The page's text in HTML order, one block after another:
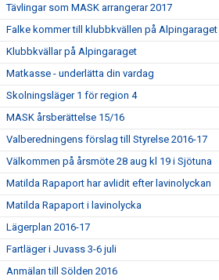
Tävlingar som MASK arrangerar 2017
Falke kommer till klubbkvällen på Alpingaraget
Klubbkvällar på Alpingaraget
Matkasse - underlätta din vardag
Skolningsläger 1 för region 4
MASK årsberättelse 15/16
Valberedningens förslag till Styrelse 2016-17
Välkommen på årsmöte 28 aug kl 19 i Sjötuna
Matilda Rapaport har avlidit efter lavinolyckan
Matilda Rapaport i lavinolycka
Lägerplan 2016-17
Fartläger i Juvass 3-6 juli
Anmälan till Sölden 2016